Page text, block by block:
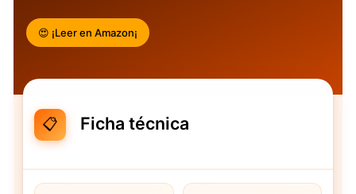
😍 ¡Leer en Amazon¡
📋 Ficha técnica